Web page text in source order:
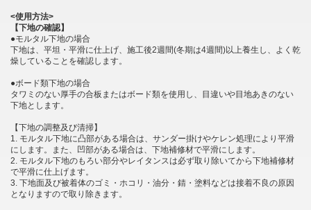
<使用方法>
【下地の確認】
●モルタル下地の場合
下地は、平坦・平滑に仕上げ、施工後2週間(冬期は4週間)以上養生し、よく乾
燥していることを確認します。
●ボード類下地の場合
タワミのない厚手の合板またはボード類を使用し、目違いや目地あきのない
下地とします。
【下地の調整及び清掃】
1. モルタル下地に凸部がある場合は、サンダー掛けやケレン処理により平滑
にします。また、凹部がある場合は、下地補修材で平滑にします。
2. モルタル下地のもろい部分やレイタンスは必ず取り除いてから下地補修材
で平滑に仕上げます。
3. 下地面及び被着体のゴミ・ホコリ・油分・錆・塗料などは接着不良の原因
となりますので取り除きます。